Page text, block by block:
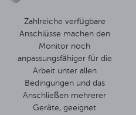
Zahlreiche verfügbare
Anschlüsse machen den
Monitor noch
anpassungsfähiger für die
Arbeit unter allen
Bedingungen und das
Anschließen mehrerer
Geräte, geeignet